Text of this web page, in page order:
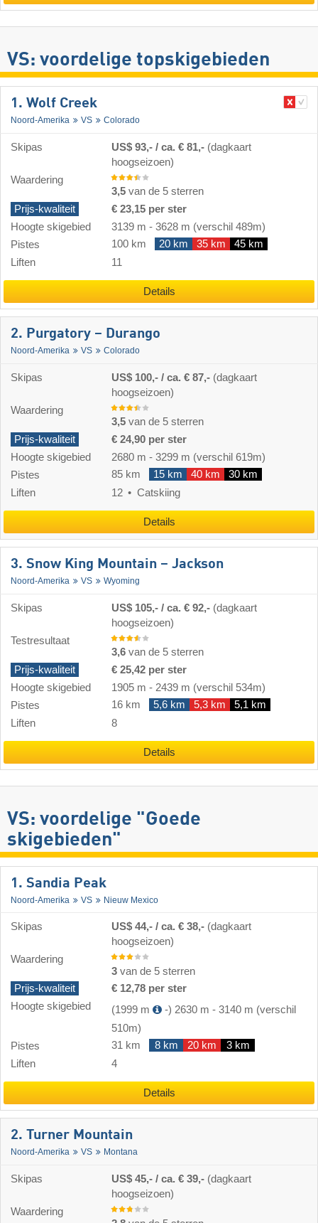
VS: voordelige topskigebieden
1. Wolf Creek
Noord-Amerika VS Colorado
Skipas US$ 93,- / ca. € 81,- (dagkaart
hoogseizoen)
Waardering
3,5 van de 5 sterren
Prijs-kwaliteit
€ 23,15 per ster
Hoogte skigebied
3139 m - 3628 m (verschil 489m)
Pistes
100 km 20 km 35 km
45 km
Liften
11
Details
2. Purgatory – Durango
Noord-Amerika VS Colorado
Skipas US$ 100,- / ca. € 87,- (dagkaart
hoogseizoen)
Waardering
3,5 van de 5 sterren
Prijs-kwaliteit
€ 24,90 per ster
Hoogte skigebied
2680 m - 3299 m (verschil 619m)
Pistes
85 km 15 km 40 km
30 km
Liften
12 Catskiing
Details
3. Snow King Mountain – Jackson
Noord-Amerika VS Wyoming
Skipas US$ 105,- / ca. € 92,- (dagkaart
hoogseizoen)
Testresultaat
3,6 van de 5 sterren
Prijs-kwaliteit
€ 25,42 per ster
Hoogte skigebied
1905 m - 2439 m (verschil 534m)
Pistes
16 km 5,6 km 5,3 km
5,1 km
Liften
8
Details
VS: voordelige "Goede
skigebieden"
1. Sandia Peak
Noord-Amerika VS Nieuw Mexico
Skipas US$ 44,- / ca. € 38,- (dagkaart
hoogseizoen)
Waardering
3 van de 5 sterren
Prijs-kwaliteit
€ 12,78 per ster
Hoogte skigebied
(1999 m -) 2630 m - 3140 m (verschil
510m)
Pistes
31 km 8 km 20 km
3 km
Liften
4
Details
2. Turner Mountain
Noord-Amerika VS Montana
Skipas US$ 45,- / ca. € 39,- (dagkaart
hoogseizoen)
Waardering